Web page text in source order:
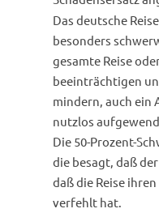
Das deutsche
besonders
gesamte Reise
beeinträchtigen
mindern, auch ein
nutzlos
Die 50-Prozent-
die besagt, daß
daß die Reise
verfehlt hat.